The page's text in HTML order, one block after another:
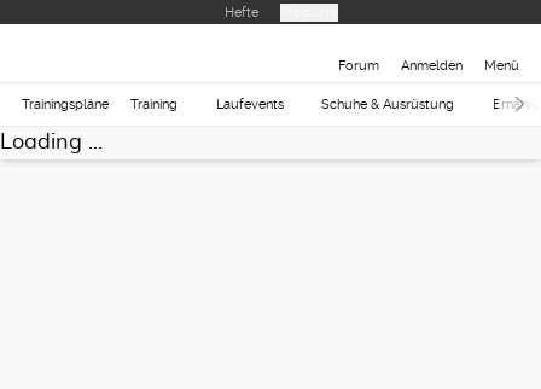
Hefte
Forum Anmelden Menü
Trainingspläne Training Laufevents Schuhe & Ausrüstung
Loading ...